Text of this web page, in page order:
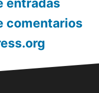
comentarios